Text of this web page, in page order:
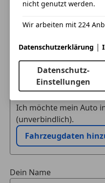
Innenspiegel
Katalysator
Sportsitze
Touchscreen
Winterpaket
Eintauschwagen:
Ich möchte mein Auto
(unverbindlich).
Fahrzeugdaten
Dein Name
nicht genutzt werden.
Wir arbeiten mit 224
Datenschutzerklärung |
Datenschutz-
Einstellungen